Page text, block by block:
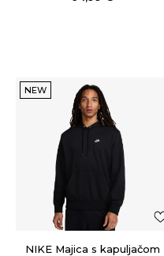
NEW
NIKE Majica s kapuljačom